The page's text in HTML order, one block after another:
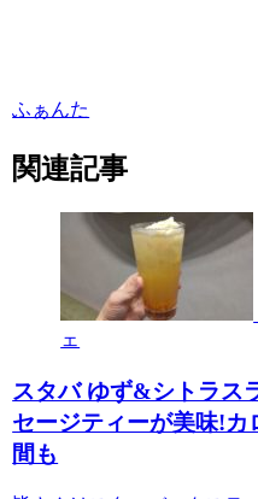
ふぁんた
関連記事
ェ
スタバ ゆず&シトラス
セージティーが美味!カ
間も